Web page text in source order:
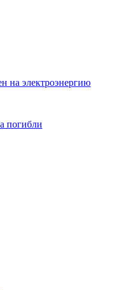
на электроэнергию
погибли